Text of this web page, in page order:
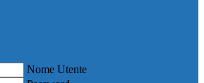
Nome Utente